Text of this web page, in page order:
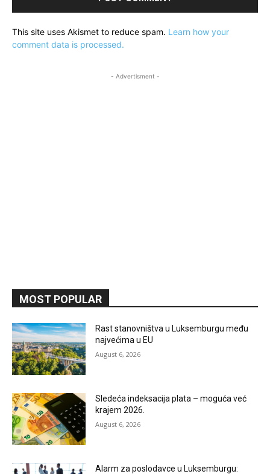
This site uses Akismet to reduce spam. Learn how your
comment data is processed.
- Advertisment -
MOST POPULAR
Rast stanovništva u Luksemburgu među
najvećima u EU
August 6, 2026
Sledeća indeksacija plata – moguća već
krajem 2026.
August 6, 2026
Alarm za poslodavce u Luksemburgu: